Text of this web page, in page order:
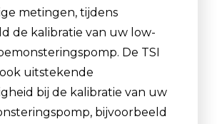
metingen, tijdens
de kalibratie van uw low-
De TSI
uitstekende
bij de kalibratie van uw
bijvoorbeeld